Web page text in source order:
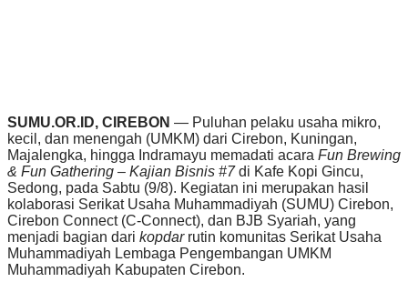
SUMU.OR.ID, CIREBON — Puluhan pelaku usaha mikro,
kecil, dan menengah (UMKM) dari Cirebon, Kuningan,
Majalengka, hingga Indramayu memadati acara Fun Brewing
& Fun Gathering – Kajian Bisnis #7di Kafe Kopi Gincu,
Sedong, pada Sabtu (9/8). Kegiatan ini merupakan hasil
kolaborasi Serikat Usaha Muhammadiyah (SUMU) Cirebon,
Cirebon Connect (C-Connect), dan BJB Syariah, yang
menjadi bagian dari kopdarrutin komunitas Serikat Usaha
Muhammadiyah Lembaga Pengembangan UMKM
Muhammadiyah Kabupaten Cirebon.